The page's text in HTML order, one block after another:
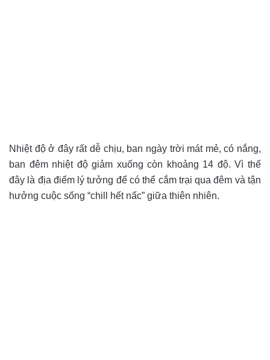
Nhiệt độ ở đây rất dễ chịu, ban ngày trời mát mẻ, có nắng,
ban đêm nhiệt độ giảm xuống còn khoảng 14 độ. Vì thế
đây là địa điểm lý tưởng để có thể cắm trại qua đêm và tận
hưởng cuộc sống “chill hết nấc” giữa thiên nhiên.